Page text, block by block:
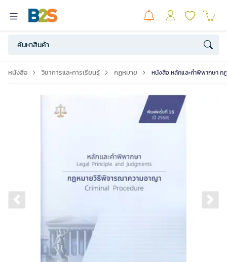
หนังสือ วิชาการและการเรียนรู้ กฏหมาย หนังสือ หลักและคำพิพากษา
Previous slide